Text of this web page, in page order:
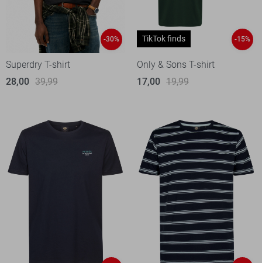
-30%
Superdry T-shirt
28,00 39,99
TikTok finds -15%
Only & Sons T-shirt
17,00 19,99